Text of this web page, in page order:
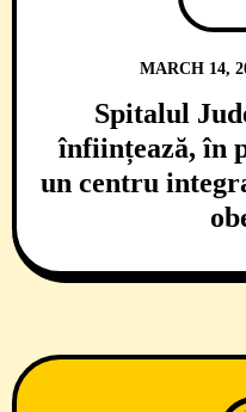
MARCH 14,
Spitalul
înființează, în
un centru